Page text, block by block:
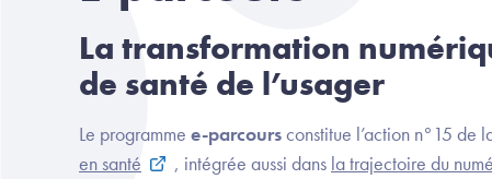
La transformation
de santé de l’usager
Le programme e-parcoursconstitue l’action n°15 de
en santé
, intégrée aussi dans la trajectoire du